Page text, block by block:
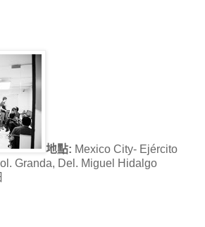
地點: Mexico City- Ejército
Granda, Del. Miguel Hidalgo